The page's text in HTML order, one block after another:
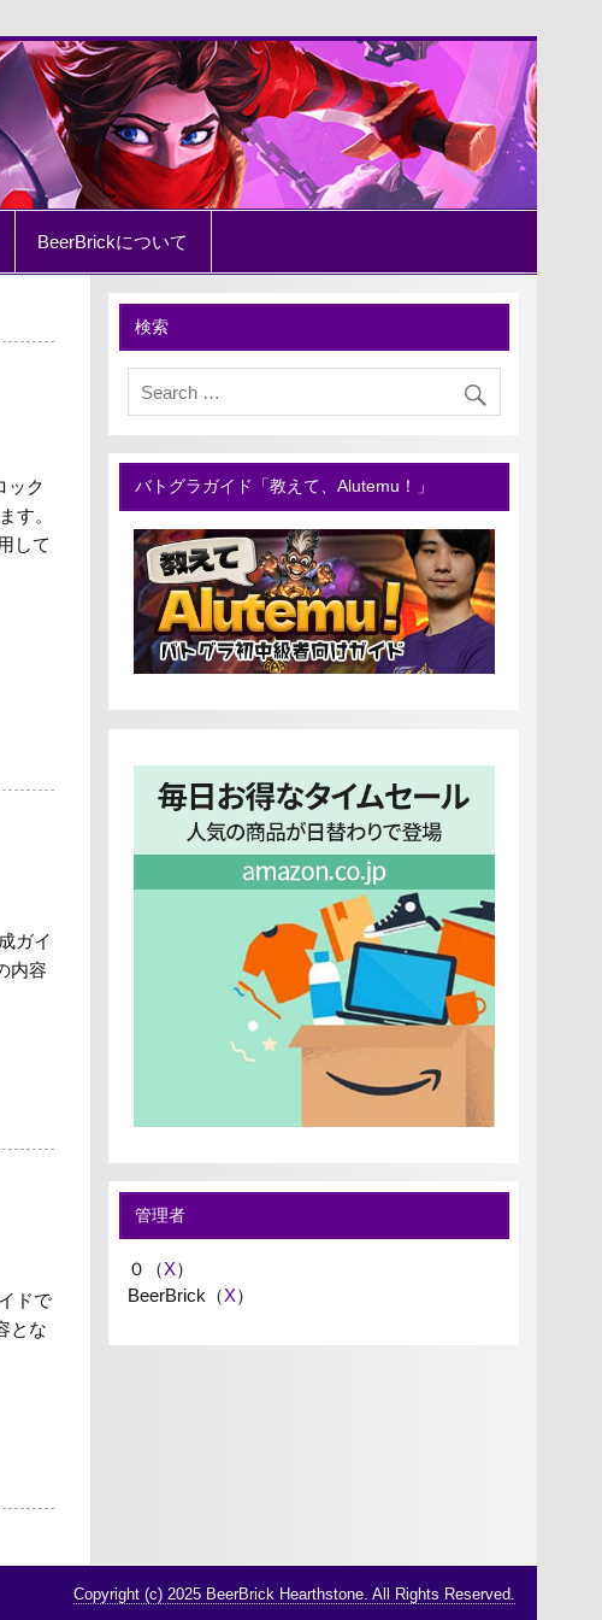
BeerBrickについて
ック
す。
して
ガイ
内容
ドで
とな
検索
バトグラガイド「教えて、Alutemu！」
管理者
０（X）
BeerBrick（X）
Copyright (c) 2025 BeerBrick Hearthstone. All Rights Reserved.